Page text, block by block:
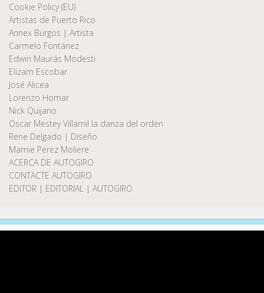
Cookie Policy (EU)
Artistas de Puerto Rico
Annex Burgos | Artista
Carmelo Fontánez
Edwin Maurás Modesti
Elizam Escobar
José Alicea
Lorenzo Homar
Nick Quijano
Oscar Mestey Villamil la danza del orden
Rene Delgado | Diseño
Marnie Pérez Moliere
ACERCA DE AUTOGIRO
CONTACTE AUTOGIRO
EDITOR | EDITORIAL | AUTOGIRO